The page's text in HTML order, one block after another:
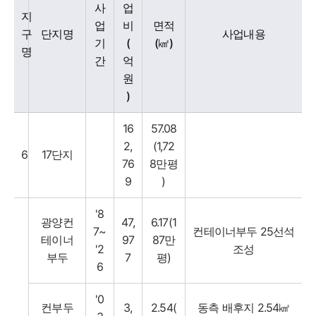
지
구
명
단지명
사
업
기
간
업
비
(
억
원
)
면적
(㎢)
사업내용
6 17단지
16
2,
76
9
57.08
(1,72
8만평
)
광양컨
테이너
부두
'8
7~
'2
6
47,
97
7
6.17(1
87만
평)
컨테이너부두 25선석
조성
컨부두
'0
3,
2.54(
동측 배후지 2.54㎢